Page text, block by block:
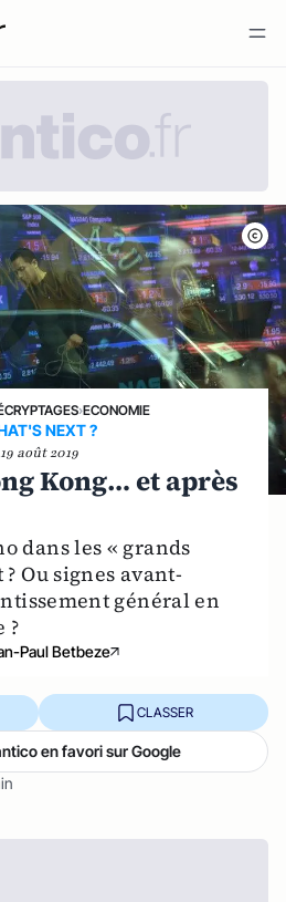
›ECONOMIE
NEXT ?
19 août 2019
Kong… et après
dans les « grands
Ou signes avant-
général en
?
Paul Betbeze
CLASSER
en favori sur Google